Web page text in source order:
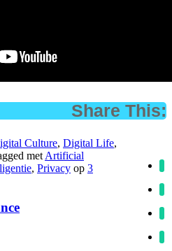
Share This:
Culture, Digital Life,
met Artificial
, Privacy op 3